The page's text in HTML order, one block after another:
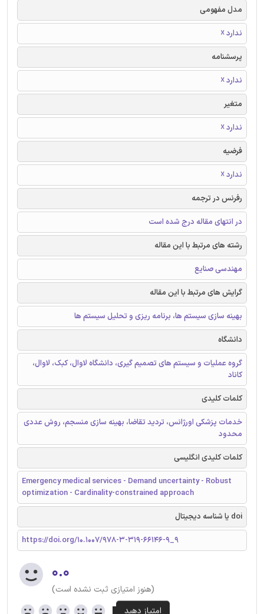
مدل مفهومی
ندارد ☓
پرسشنامه
ندارد ☓
متغیر
ندارد ☓
فرضیه
ندارد ☓
رفرنس در ترجمه
در انتهای مقاله درج شده است
رشته های مرتبط با این مقاله
مهندسی صنایع
گرایش های مرتبط با این مقاله
بهینه سازی سیستم ها، برنامه ریزی و تحلیل سیستم ها
دانشگاه
گروه عملیات و سیستم های تصمیم گیری، دانشگاه لاوال، کبک، لاوال،
کاناد
کلمات کلیدی
خدمات پزشکی اورژانس، تردید تقاضا، بهینه سازی منسجم، روش عددی
محدود
کلمات کلیدی انگلیسی
Emergency medical services - Demand uncertainty - Robust
optimization - Cardinality-constrained approach
doi یا شناسه دیجیتال
https://doi.org/10.1007/978-3-319-66146-9_9
۰.۰
(هنوز امتیازی ثبت نشده است)